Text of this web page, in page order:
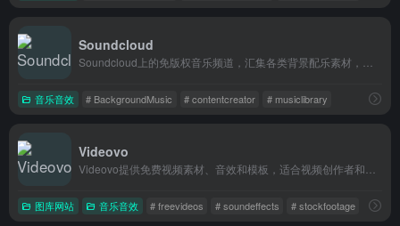
Soundcloud
音乐音效 # BackgroundMusic # contentcreator # musiclibrary
Videovo
图库网站 音乐音效 # freevideos # soundeffects # stockfootage